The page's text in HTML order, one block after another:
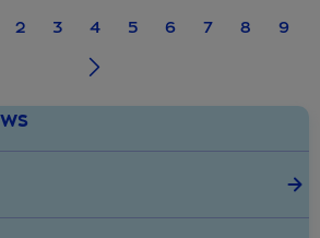
2 3 4 5 6 7 8 9